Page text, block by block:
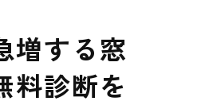
増する窓
料診断を